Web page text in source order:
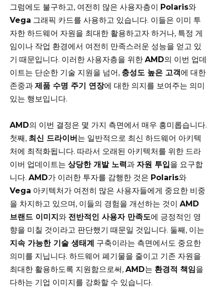
그럼에도 불구하고, 여전히 많은 사용자층이 Polaris와
Vega 그래픽 카드를 사용하고 있습니다. 이들은 이미 투
자한 하드웨어 자원을 최대한 활용하고자 하거나, 특정 게
임이나 작업 환경에서 여전히 만족스러운 성능을 얻고 있
기 때문입니다. 이러한 사용자층을 위한 AMD의 이번 업데
이트는 단순한 기술 지원을 넘어, 충성도 높은 고객에 대한
존중과 제품 수명 주기 연장에 대한 의지를 보여주는 의미
있는 행보입니다.
AMD의 이번 결정은 몇 가지 측면에서 매우 흥미롭습니다.
첫째, 최신 드라이버는 일반적으로 최신 하드웨어 아키텍
처에 최적화됩니다. 따라서 오래된 아키텍처를 위한 드라
이버 업데이트는 상당한 개발 노력과 자원 투입을 요구합
니다. AMD가 이러한 투자를 감행한 것은 Polaris와
Vega 아키텍처가 여전히 많은 사용자들에게 중요한 비중
을 차지하고 있으며, 이들의 경험을 개선하는 것이 AMD
브랜드 이미지와 전반적인 사용자 만족도에 긍정적인 영
향을 미칠 것이라고 판단했기 때문일 것입니다. 둘째, 이는
지속 가능한 기술 생태계 구축이라는 측면에서도 중요한
의미를 지닙니다. 하드웨어 폐기물을 줄이고 기존 자원을
최대한 활용하도록 지원함으로써, AMD는 환경적 책임을
다하는 기업 이미지를 강화할 수 있습니다.